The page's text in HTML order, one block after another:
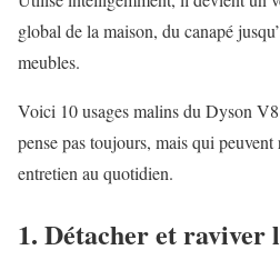
global de la maison, du canapé
meubles.
Voici 10 usages malins du Dyson
pense pas toujours, mais qui
entretien au quotidien.
1. Détacher et raviver